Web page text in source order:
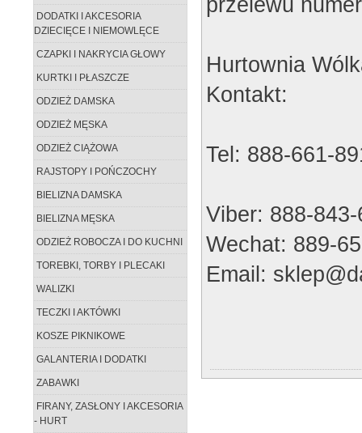
DODATKI I AKCESORIA
DZIECIĘCE I NIEMOWLĘCE
CZAPKI I NAKRYCIA GŁOWY
KURTKI I PŁASZCZE
ODZIEŻ DAMSKA
ODZIEŻ MĘSKA
ODZIEŻ CIĄŻOWA
RAJSTOPY I POŃCZOCHY
BIELIZNA DAMSKA
BIELIZNA MĘSKA
ODZIEŻ ROBOCZA I DO KUCHNI
TOREBKI, TORBY I PLECAKI
WALIZKI
TECZKI I AKTÓWKI
KOSZE PIKNIKOWE
GALANTERIA I DODATKI
ZABAWKI
FIRANY, ZASŁONY I AKCESORIA
- HURT
Hurtownia
Kontakt:
Tel: 888-661-
Viber: 888-
Wechat: 889-
Email: